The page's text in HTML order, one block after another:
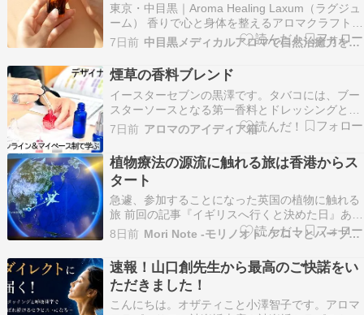
東京・中目黒｜Aroma Healing Laxum（ラグジュ
ーム） 香りで心と身体を整えるアロマクラフトの
ワークショップやマルシェ出店を中心に活動して
います。 ルイアメジスト公式サイト アロマって
本当に必要？そう思っている方へ 「アロマって、
いい香りがするだけでしょう？」 そ…
7日前 中目黒メディカルアロマで自然治癒力を高め、薬いらず！
煙草の香料ブレンド
イースターセブンの黒澤です。タバコには、ブー
スターソースとなる第一香料とドレッシングとな
る第二香料があるんです。 全てのタバコにも共通
するのが、第一香料(基礎香料/タバコソース)で
す。葉タバコの柔軟性や燃焼性をコントロールし
て、刺激を抑えながら風味効果(第二香料)のブー
スターにな…
7日前 アロマのアイディア箱
植物療法の源流に触れる旅は香港からス
タート
急遽、参加することになった英国の植物に触れる
旅 前回の記事『イギリスへ行くと決めた日』あっ
という間に1ヶ月が経ってしまいましたが 2026年
6月イギリスへ行ってきました。 私にとっては10
年以上ぶりの海外そして、初のヨーロッパ旅行で
す。 昨年…ameblo.jp すでに師匠と仲…
8日前 Mori Note -モリノオト- アロマとハーブのスクール
速報！山口創先生から最高のご快諾をい
ただきました！
こんにちは。オザティこと小澤智子です。アロマ